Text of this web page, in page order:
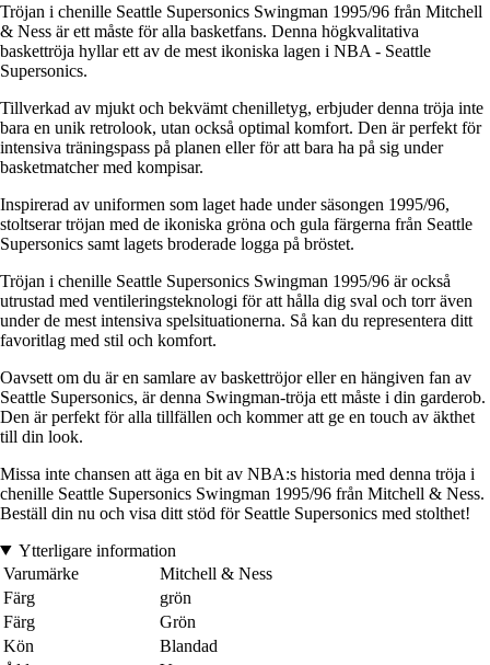
Tröjan i chenille Seattle Supersonics Swingman 1995/96 från Mitchell
& Ness är ett måste för alla basketfans. Denna högkvalitativa
baskettröja hyllar ett av de mest ikoniska lagen i NBA - Seattle
Supersonics.
Tillverkad av mjukt och bekvämt chenilletyg, erbjuder denna tröja inte
bara en unik retrolook, utan också optimal komfort. Den är perfekt för
intensiva träningspass på planen eller för att bara ha på sig under
basketmatcher med kompisar.
Inspirerad av uniformen som laget hade under säsongen 1995/96,
stoltserar tröjan med de ikoniska gröna och gula färgerna från Seattle
Supersonics samt lagets broderade logga på bröstet.
Tröjan i chenille Seattle Supersonics Swingman 1995/96 är också
utrustad med ventileringsteknologi för att hålla dig sval och torr även
under de mest intensiva spelsituationerna. Så kan du representera ditt
favoritlag med stil och komfort.
Oavsett om du är en samlare av baskettröjor eller en hängiven fan av
Seattle Supersonics, är denna Swingman-tröja ett måste i din garderob.
Den är perfekt för alla tillfällen och kommer att ge en touch av äkthet
till din look.
Missa inte chansen att äga en bit av NBA:s historia med denna tröja i
chenille Seattle Supersonics Swingman 1995/96 från Mitchell & Ness.
Beställ din nu och visa ditt stöd för Seattle Supersonics med stolthet!
Ytterligare information
Varumärke
Mitchell & Ness
Färg
grön
Färg
Grön
Kön
Blandad